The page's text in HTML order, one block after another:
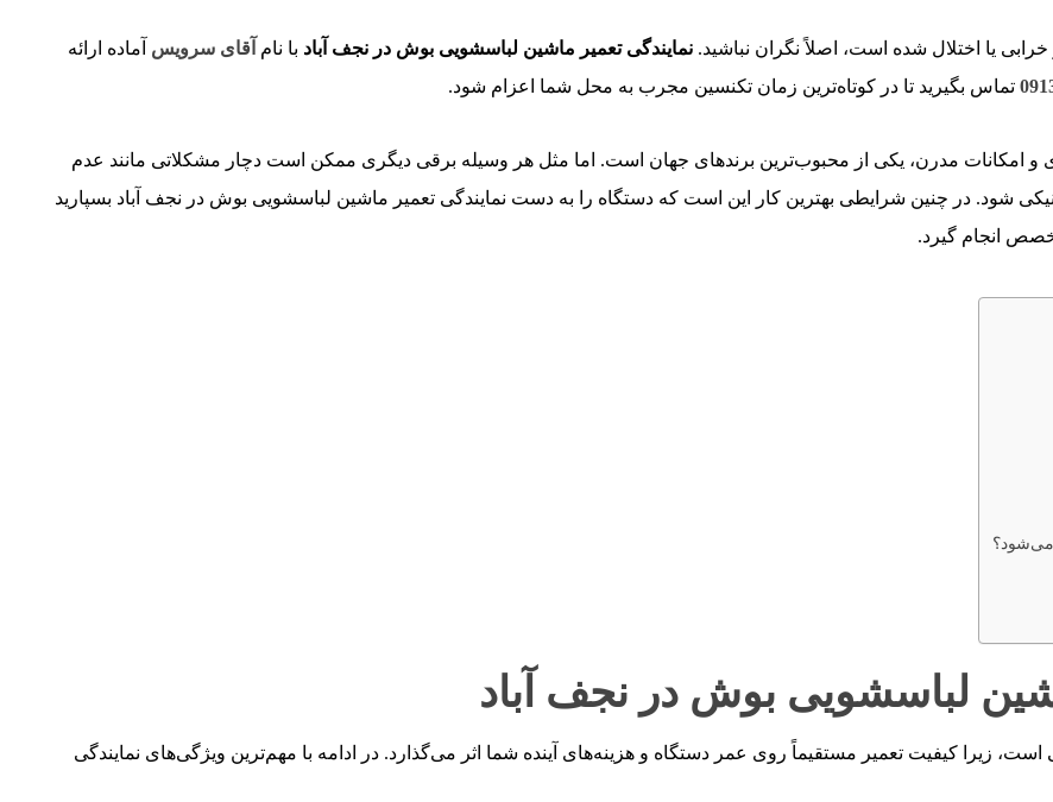
یا اختلال شده است، اصلاً نگران نباشید. نمایندگی تعمیر ماشین لباسشویی بوش در نجف‌ آباد با نام آقای سرویس آماده ارائه
تماس بگیرید تا در کوتاه‌ترین زمان تکنسین مجرب به محل شما اعزام شود.
امکانات مدرن، یکی از محبوب‌ترین برندهای جهان است. اما مثل هر وسیله برقی دیگری ممکن است دچار مشکلاتی مانند عدم
شود. در چنین شرایطی بهترین کار این است که دستگاه را به دست نمایندگی تعمیر ماشین لباسشویی بوش در نجف‌ آباد بسپارید
انجام گیرد.
لباسشویی بوش در نجف‌ آباد
است، زیرا کیفیت تعمیر مستقیماً روی عمر دستگاه و هزینه‌های آینده شما اثر می‌گذارد. در ادامه با مهم‌ترین ویژگی‌های نمایندگی